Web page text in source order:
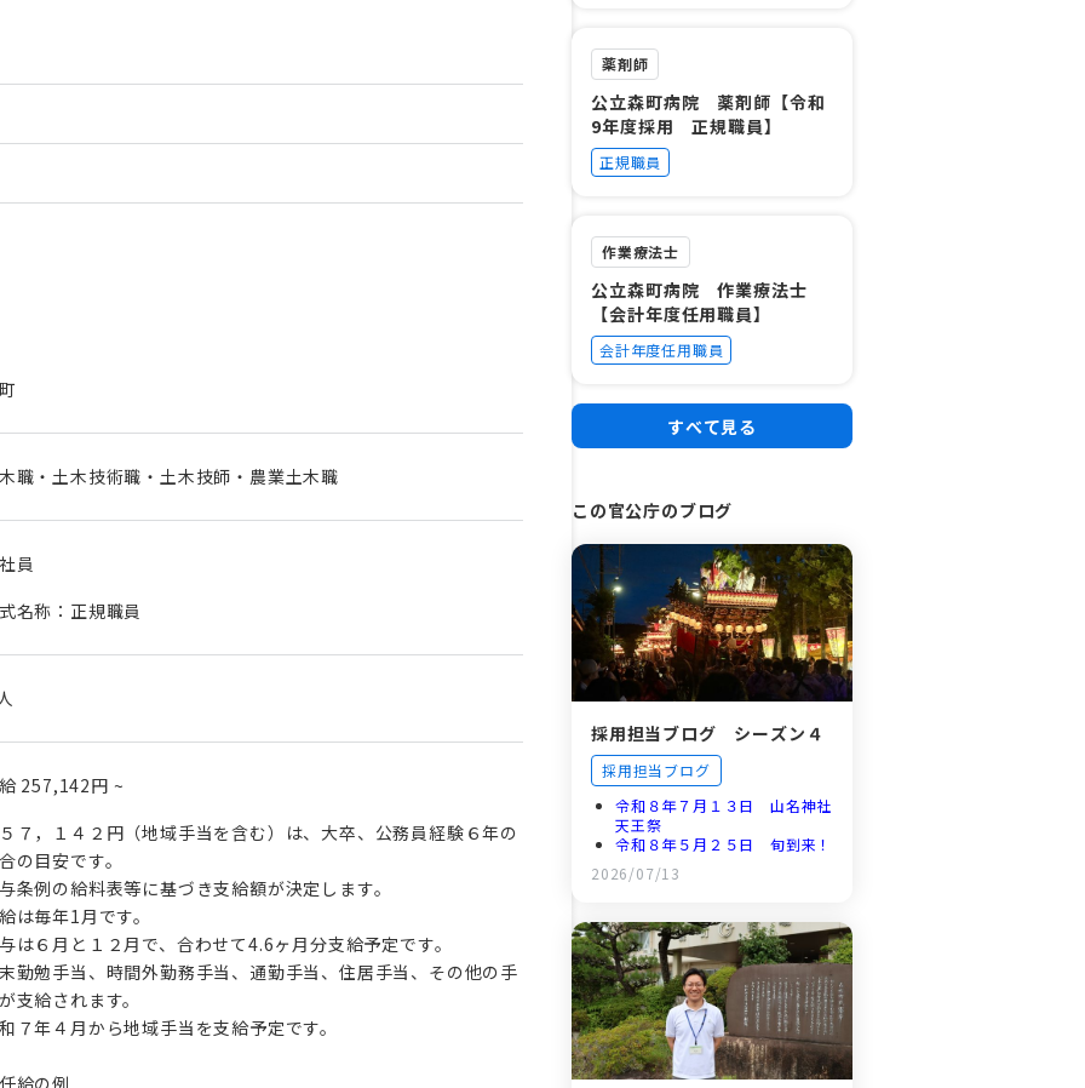
職・土木技術職・土木技師・農業土木職
員
名称：正規職員
257,142円 ~
７，１４２円（地域手当を含む）は、大卒、公務員経験６年の
の目安です。
条例の給料表等に基づき支給額が決定します。
は毎年1月です。
は６月と１２月で、合わせて4.6ヶ月分支給予定です。
勤勉手当、時間外勤務手当、通勤手当、住居手当、その他の手
支給されます。
７年４月から地域手当を支給予定です。
薬剤師
公立森町病院 薬剤師【令和
9年度採用 正規職員】
正規職員
作業療法士
公立森町病院 作業療法士
【会計年度任用職員】
会計年度任用職員
すべて見る
この官公庁のブログ
採用担当ブログ シーズン４
採用担当ブログ
令和８年７月１３日 山名神社
天王祭
令和８年５月２５日 旬到来！
森のとうもろこし
令和８年５月１１日 新…
職員研修プログラム
令和８年４月２日 新年度スタ
ート！
2026/07/13